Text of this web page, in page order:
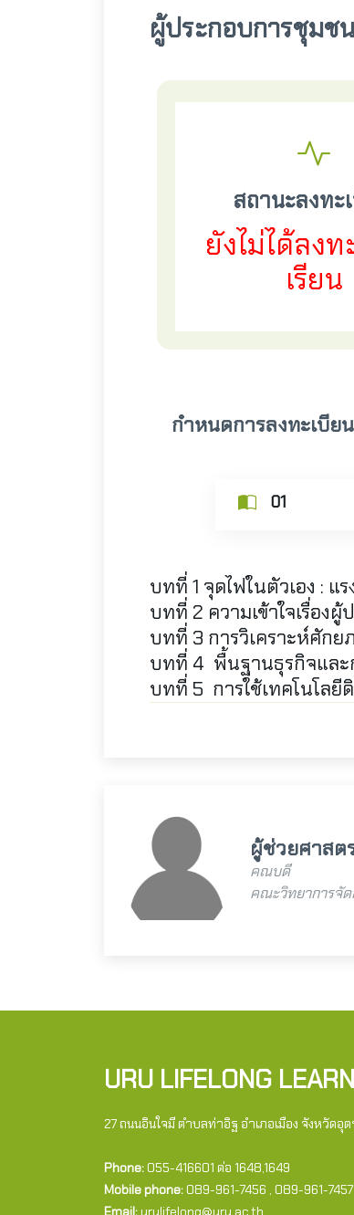
ผู้ประกอบการชุมช
สถานะลงทะ
ยังไม่ได้ลง
เรียน
กำหนดการลงทะเบียน
01
บทที่ 1 จุดไฟในตัวเอง :
บทที่ 2 ความเข้าใจเรื่อง
บทที่ 3 การวิเคราะห์ศัก
บทที่ 4 พื้นฐานธุรกิจและ
บทที่ 5 การใช้เทคโนโล
ผู้ช่วยศาสต
คณบดี
คณะวิทยาการจัด
URU LIFELONG
27 ถนนอินใจมี ตำบลท่าอิฐ อำเภอเมือง จังหวัดอุ
Phone:055-416601 ต่อ 1648,1649
Mobile phone:089-961-7456 , 089-961-7457
Email:urulifelong@uru.ac.th